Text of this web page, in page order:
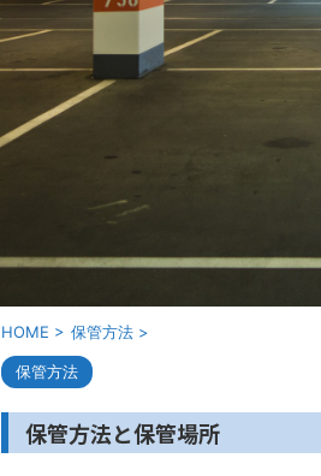
HOME > 保管方法 >
保管方法
保管方法と保管場所